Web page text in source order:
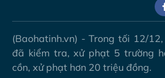
(Baohatinh.vn) - Trong tối 12/
đã kiểm tra, xử phạt 5 trường
cồn, xử phạt hơn 20 triệu đồng.